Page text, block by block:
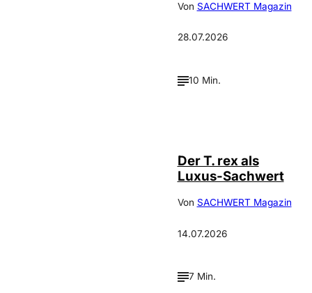
Von SACHWERT Magazin
28.07.2026
10 Min.
Der T. rex als
Luxus-Sachwert
Von SACHWERT Magazin
14.07.2026
7 Min.